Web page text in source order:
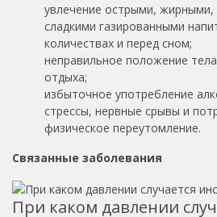
увлечение острыми,
сладкими газированными
количествах и перед сном;
неправильное положение
отдыха;
избыточное употребление
стрессы, нервные срывы и
физическое переутомление.
Связанные заболевания
При каком давлении